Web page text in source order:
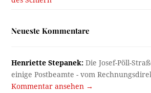
Neueste Kommentare
Henriette Stepanek: Die Josef-Pöll-
einige Postbeamte - vom
Kommentar ansehen →